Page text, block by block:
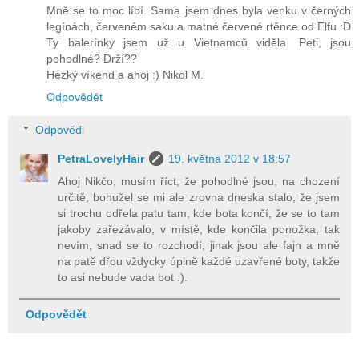
Mně se to moc líbí. Sama jsem dnes byla venku v černých
legínách, červeném saku a matné červené rtěnce od Elfu :D
Ty balerínky jsem už u Vietnamců viděla. Peti, jsou
pohodlné? Drží??
Hezký víkend a ahoj :) Nikol M.
Odpovědět
Odpovědi
PetraLovelyHair
19. května 2012 v 18:57
Ahoj Nikčo, musím říct, že pohodlné jsou, na chození
určitě, bohužel se mi ale zrovna dneska stalo, že jsem
si trochu odřela patu tam, kde bota končí, že se to tam
jakoby zařezávalo, v místě, kde končila ponožka, tak
nevím, snad se to rozchodí, jinak jsou ale fajn a mně
na patě dřou vždycky úplně každé uzavřené boty, takže
to asi nebude vada bot :).
Odpovědět